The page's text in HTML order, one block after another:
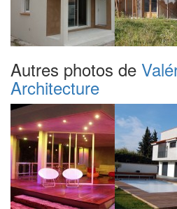
Autres photos de
Architecture